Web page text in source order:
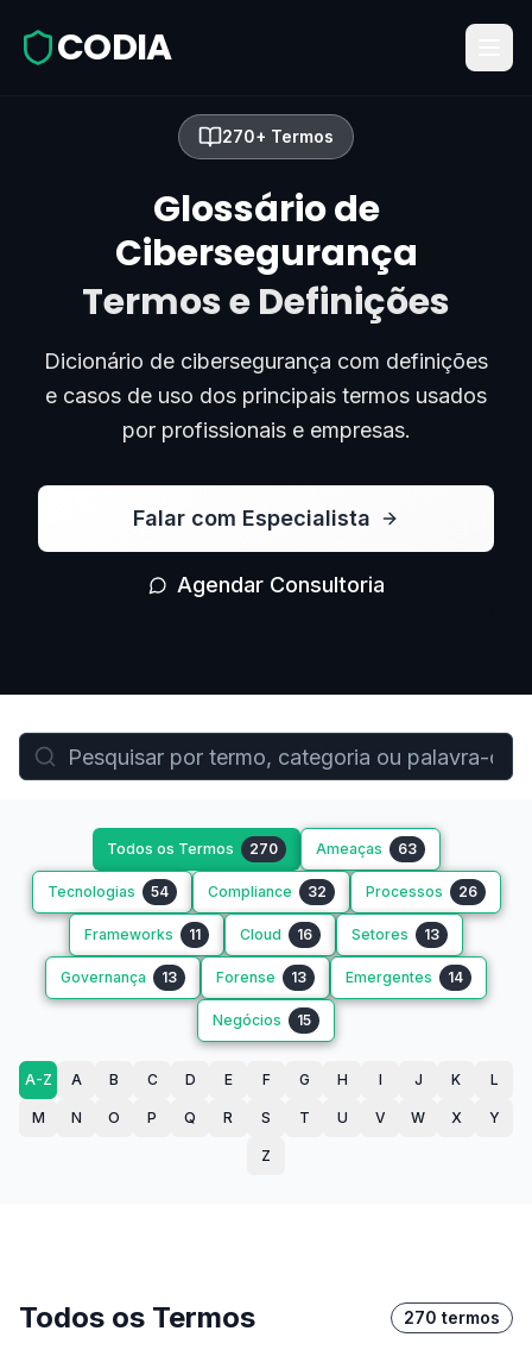
CODIA
270+ Termos
Glossário de
Cibersegurança
Termos e Definições
Dicionário de cibersegurança com definições
e casos de uso dos principais termos usados
por profissionais e empresas.
Falar com Especialista
Agendar Consultoria
Todos os Termos 270 Ameaças 63
Tecnologias 54 Compliance 32 Processos 26
Frameworks 11 Cloud 16 Setores 13
Governança 13 Forense 13 Emergentes 14
Negócios 15
A-Z A B C D E F G H I J K L
M N O P Q R S T U V W X Y
Z
Todos os Termos 270 termos